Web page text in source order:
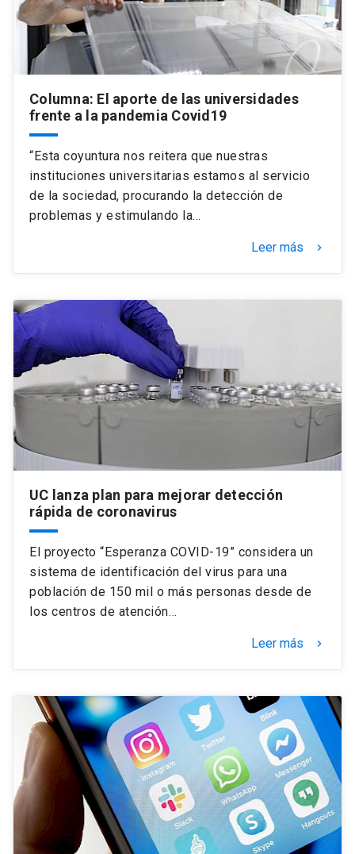
Columna: El aporte de las universidades
frente a la pandemia Covid19
“Esta coyuntura nos reitera que nuestras
instituciones universitarias estamos al servicio
de la sociedad, procurando la detección de
problemas y estimulando la…
Leer más keyboard_arrow_right
UC lanza plan para mejorar detección
rápida de coronavirus
El proyecto “Esperanza COVID-19” considera un
sistema de identificación del virus para una
población de 150 mil o más personas desde de
los centros de atención…
Leer más keyboard_arrow_right